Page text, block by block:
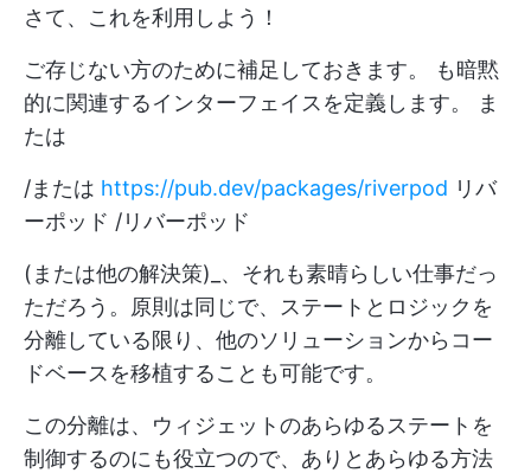
さて、これを利用しよう！
ご存じない方のために補足しておきます。
も暗黙
的に関連するインターフェイスを定義します。
ま
たは
/または https://pub.dev/packages/riverpod リバ
ーポッド /リバーポッド
(または他の解決策)_、それも素晴らしい仕事だっ
ただろう。原則は同じで、ステートとロジックを
分離している限り、他のソリューションからコー
ドベースを移植することも可能です。
この分離は、ウィジェットのあらゆるステートを
制御するのにも役立つので、ありとあらゆる方法